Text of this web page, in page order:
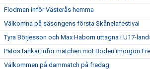
Flodman inför Västerås hemma
Välkomna på säsongens första Skånelafestival
Tyra Börjesson och Max Haborn uttagna i U17-
Patos tankar inför matchen mot Boden imorgon
Välkommen på dammatch på fredag